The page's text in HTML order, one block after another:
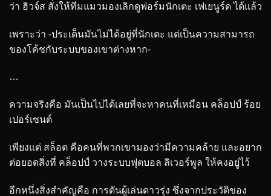
ว่า ฮิวจ์ส สั่งให้ทีมแมวมองเลิกดูฟอร์มนักเตะ เฟเยนูร์ด ได้แล้ว
เพราะว่า -ประเด็นมันไม่ได้อยู่ที่นักเตะ แต่เป็นความสามารถ
ของโค้ชกับระบบของเขาต่างหาก-
…
ความจริงคือ มันเป็นไปได้เลยที่จะหาคนที่เหมือน คล็อปป์ ร้อย
เปอร์เซนต์
เพียงแต่ สล็อต คือคนที่พวกเขามองว่ามีความคล้าย และอยาก
ต่อยอดสิ่งที่ คล็อปป์ วางระบบฟุตบอล ลิเวอร์พูล ให้คงอยู่ไว้
อีกหนึ่งสิ่งสำคัญคือ การดันผู้เล่นดาวรุ่ง ซึ่งจากประวัติของ